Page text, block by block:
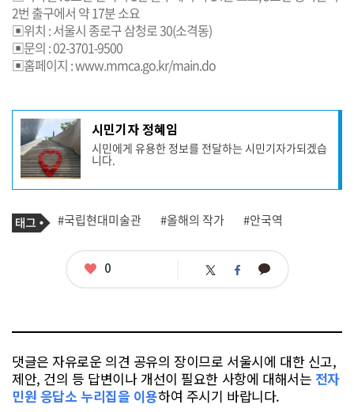
2번 출구에서 약 17분 소요
▣위치 : 서울시 종로구 삼청로 30(소격동)
▣문의 : 02-3701-9500
▣홈페이지 :www.mmca.go.kr/main.do
기
사
작
성
자
프
필
시민기자 정혜임
시민에게 유용한 정보를 전달하는 시민기자가되겠습
니다.
기
사
태
그
#국립현대미술관 #올해의 작가 #안국역
좋
0 트 페 카
댓글은 자유로운 의견 공유의 장이므로 서울시에 대한 신고,
제안, 건의 등 답변이나 개선이 필요한 사항에 대해서는 전자
민원 응답소 누리집을 이용하여 주시기 바랍니다.